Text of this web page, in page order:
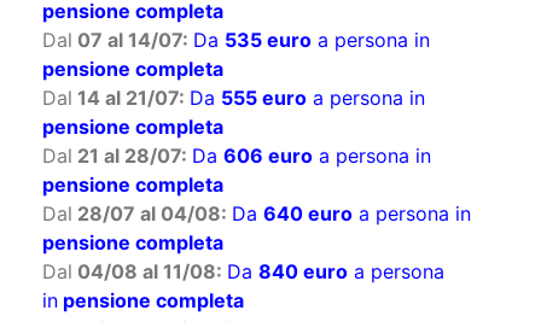
pensione completa
Dal 30/06 al 07/07: Da 450 euroa persona in
pensione completa
Dal 07 al 14/07:Da535 euro a persona in
pensione completa
Dal 14 al 21/07: Da 555 euroa persona in
pensione completa
Dal 21 al 28/07:Da606 euroa persona in
pensione completa
Dal 28/07 al 04/08:Da640 euro a persona in
pensione completa